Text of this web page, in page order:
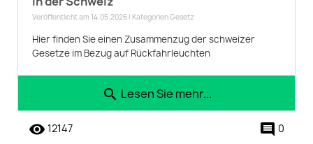
Veröffentlicht am 14.05.2026 | KategorienGesetz
Hier finden Sie einen Zusammenzug der schweizer
Gesetze im Bezug auf Rückfahrleuchten
search Lesen Sie mehr...
remove_red_eye 12147 comment 0